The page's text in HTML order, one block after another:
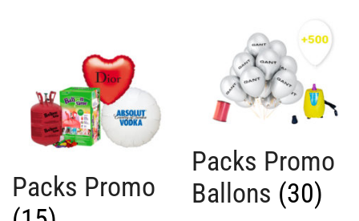
Packs Promo
Packs Promo
Ballons (30)